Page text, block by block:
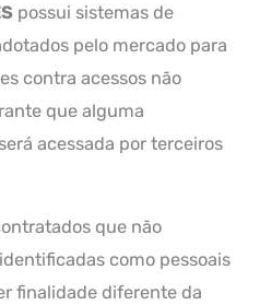
possui sistemas de
pelo mercado para
contra acessos não
que alguma
acessada por terceiros
que não
como pessoais
finalidade diferente da